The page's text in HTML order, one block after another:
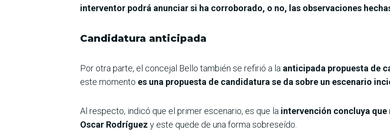
interventor podrá anunciar si ha corroborado, o no, las observaciones
Candidatura anticipada
Por otra parte, el concejal Bello también se refirió a la anticipada propuesta de
este momento es una propuesta de candidatura se da sobre un escenario
Al respecto, indicó que el primer escenario, es que la intervención concluya
Oscar Rodríguez y este quede de una forma sobreseído.